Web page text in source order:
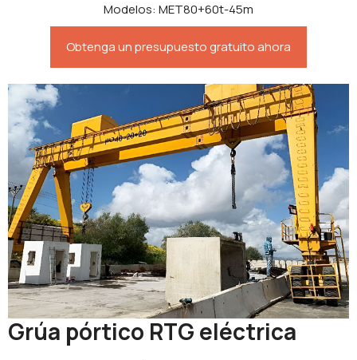
Modelos: MET80+60t-45m
Obtenga un presupuesto gratuito ahora
Grúa pórtico RTG eléctrica